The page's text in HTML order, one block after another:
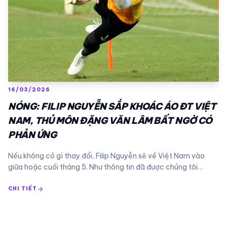
16/03/2026
NÓNG: FILIP NGUYỄN SẮP KHOÁC ÁO ĐT VIỆT
NAM, THỦ MÔN ĐẶNG VĂN LÂM BẤT NGỜ CÓ
PHẢN ỨNG
Nếu không có gì thay đổi, Filip Nguyễn sẽ về Việt Nam vào
giữa hoặc cuối tháng 5. Như thông tin đã được chúng tôi…
CHI TIẾT arrow_forward